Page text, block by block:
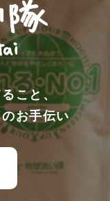
こと、
お手伝い